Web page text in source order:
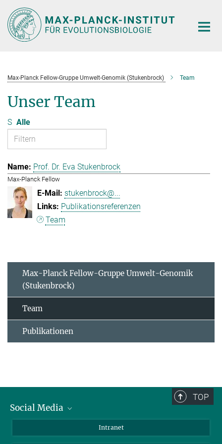
Hauptinhalt
Max-Planck Fellow-Gruppe Umwelt-Genomik (Stukenbrock) Team
Unser Team
S Alle
Prof. Dr. Eva Stukenbrock
Max-Planck Fellow
stukenbrock@...
Publikationsreferenzen
Team
Max-Planck Fellow-Gruppe Umwelt-Genomik
(Stukenbrock)
Team
Publikationen
TOP
Social Media
LinkedIn
Intranet